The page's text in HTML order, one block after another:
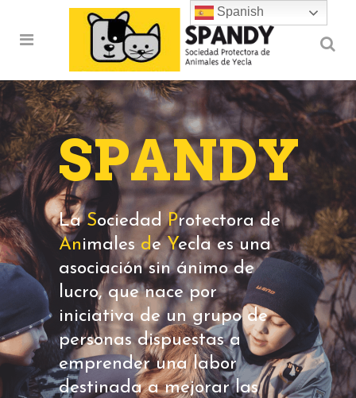
SPANDY
LaSociedadProtectora de
AnimalesdeYecla es una
asociación sin ánimo de
lucro, que nace por
iniciativa de un grupo de
personas dispuestas a
emprender una labor
destinada a mejorar las
Spanish